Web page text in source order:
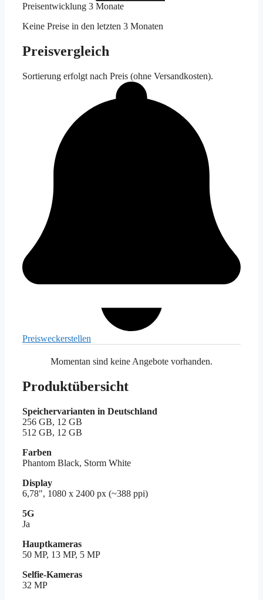
Preisentwicklung 3 Monate
Keine Preise in den letzten 3 Monaten
Preisvergleich
Sortierung erfolgt nach Preis (ohne Versandkosten).
Preisweckerstellen
Momentan sind keine Angebote vorhanden.
Produktübersicht
Speichervarianten in Deutschland
256 GB, 12 GB
512 GB, 12 GB
Farben
Phantom Black, Storm White
Display
6,78", 1080 x 2400 px (~388 ppi)
5G
Ja
Hauptkameras
50 MP, 13 MP, 5 MP
Selfie-Kameras
32 MP